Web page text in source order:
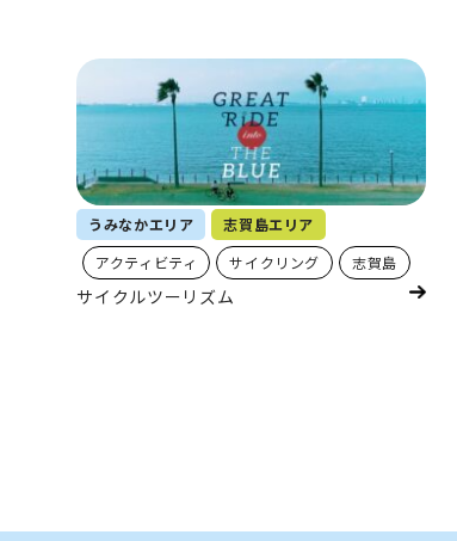
うみなかエリア
志賀島エリア
アクティビティ
サイクリング 志賀島
サイクルツーリズム